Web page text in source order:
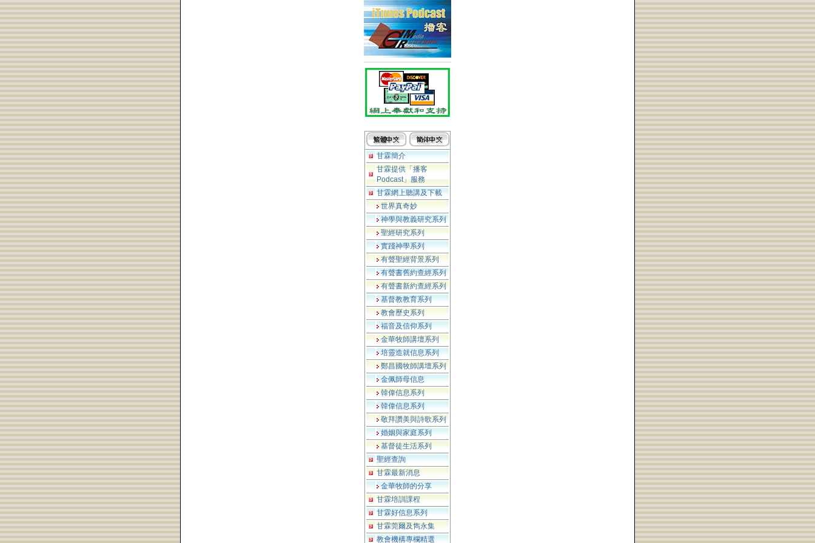
甘霖簡介
甘霖提供「播客
Podcast」服務
甘霖網上聽講及下載
世界真奇妙
神學與教義研究系列
聖經研究系列
實踐神學系列
有聲聖經背景系列
有聲書舊約查經系列
有聲書新約查經系列
基督教教育系列
教會歷史系列
福音及信仰系列
金華牧師講壇系列
培靈造就信息系列
鄭昌國牧師講壇系列
金佩師母信息
韓偉信息系列
韓偉信息系列
敬拜讚美與詩歌系列
婚姻與家庭系列
基督徒生活系列
聖經查詢
甘霖最新消息
金華牧師的分享
甘霖培訓課程
甘霖好信息系列
甘霖莞爾及雋永集
教會機構專欄精選